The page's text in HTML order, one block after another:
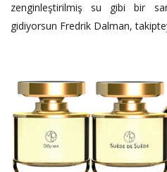
zenginleştirilmiş su gibi bir
gidiyorsun Fredrik Dalman,